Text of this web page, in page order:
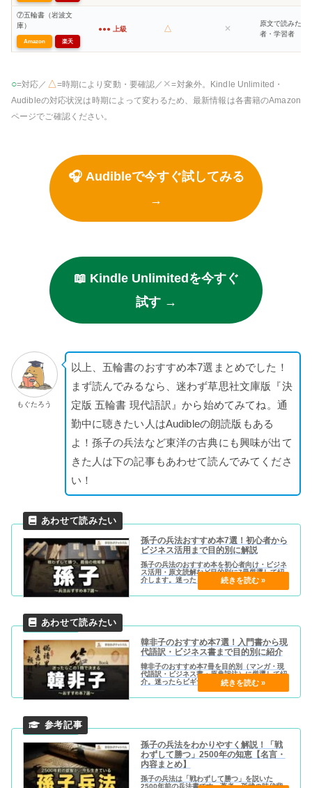
⑦五輪書（岩波文
庫）
Amazon 楽天
●●● 上級 △ ✕
原文で読みたい
者・学習者
○=対応／ △=時期により変動・要確認／ ✕=対象外。Kindle Unlimited・
Audibleの対応状況は時期によって変わるため、最新情報は各書籍のAmazon
ページでご確認ください。
🎧 Audibleで今すぐ試してみる
→
📖 Kindle Unlimitedを今すぐ
試す →
もぐたろう
以上、五輪書のおすすめ本7選まとめでした！
まず読んでみるなら、迷わず草思社文庫版『決
定版 五輪書 現代語訳』から始めてみてね。通
勤中に聴きたい人はAudibleの朗読版もある
よ！孫子の兵法など東洋の古典にも興味が出て
きた人は下の記事もあわせて読んでみてくださ
い！
孫子の兵法おすすめ本7選！初心者から
ビジネス活用まで目的別に解説
孫子の兵法のおすすめ本を初心者向け・ビジネ
ス活用・原文読解など目的別に7冊厳選して紹
介します。迷ったら守屋淳『最高の戦略教科書
孫子』がベスト。Kindle Unlimited・Audible
対応も確認済みです。
韓非子のおすすめ本7選！入門書から現
代語訳・ビジネス書まで目的別に紹介
韓非子のおすすめ本7冊を目的別（マンガ・現
代語訳・ビジネス書・原典訳注）に厳選して紹
介。迷ったらビギナーズクラシックスからスタ
ート！難易度・Kindle Unlimited対応・向いて
いる人を一覧比較表でまとめています。
孫子の兵法をわかりやすく解説！「戦
わずして勝つ」2500年の知恵【名言・
内容まとめ】
孫子の兵法は「戦わずして勝つ」を説いた
2500年前の兵法書です。著者・孫武の時代背